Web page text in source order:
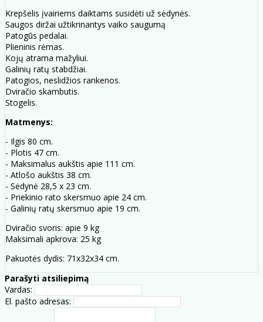
Krepšelis įvairiems daiktams susidėti už sėdynės.
Saugos diržai užtikrinantys vaiko saugumą
Patogūs pedalai.
Plieninis rėmas.
Kojų atrama mažyliui.
Galinių ratų stabdžiai.
Patogios, neslidžios rankenos.
Dviračio skambutis.
Stogelis.
Matmenys:
- Ilgis 80 cm.
- Plotis 47 cm.
- Maksimalus aukštis apie 111 cm.
- Atlošo aukštis 38 cm.
- Sėdynė 28,5 x 23 cm.
- Priekinio rato skersmuo apie 24 cm.
- Galinių ratų skersmuo apie 19 cm.
Dviračio svoris: apie 9 kg
Maksimali apkrova: 25 kg
Pakuotės dydis: 71x32x34 cm.
Parašyti atsiliepimą
Vardas:
El. pašto adresas: